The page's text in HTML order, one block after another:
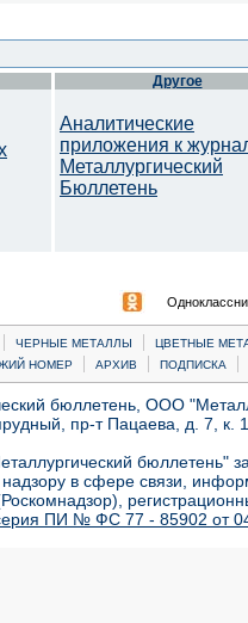
Другое
Аналитические
приложения к
Металлургический
Бюллетень
| ЧЕРНЫЕ МЕТАЛЛЫ |
ЦВЕТНЫЕ
НОМЕР | АРХИВ | ПОДПИСКА |
бюллетень, ООО
пр-т Пацаева, д. 7,
бюллетень"
в сфере связи,
ПИ № ФС 77 - 85902 от 04